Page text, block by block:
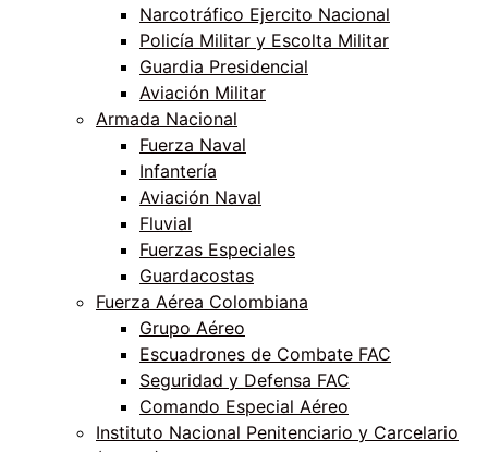
Narcotráfico Ejercito Nacional
Policía Militar y Escolta Militar
Guardia Presidencial
Aviación Militar
Armada Nacional
Fuerza Naval
Infantería
Aviación Naval
Fluvial
Fuerzas Especiales
Guardacostas
Fuerza Aérea Colombiana
Grupo Aéreo
Escuadrones de Combate FAC
Seguridad y Defensa FAC
Comando Especial Aéreo
Instituto Nacional Penitenciario y Carcelario